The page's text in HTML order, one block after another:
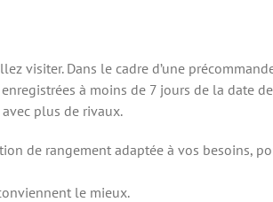
visiter. Dans le cadre d’une
à moins de 7 jours de la date
plus de rivaux.
de rangement adaptée à vos besoins,
le mieux.